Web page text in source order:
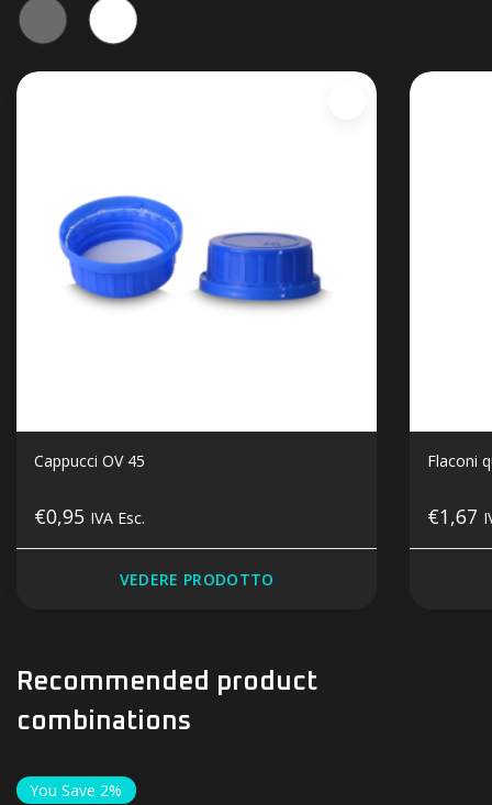
Cappucci OV 45
€0,95 IVA Esc.
VEDERE PRODOTTO
Flaconi
€1,67
Recommended product
combinations
You Save 2%